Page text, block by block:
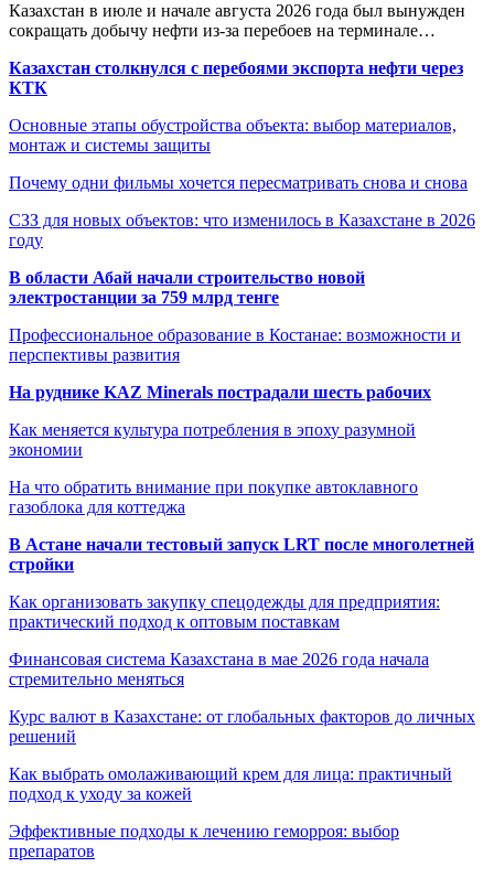
Казахстан в июле и начале августа 2026 года был вынужден
сокращать добычу нефти из-за перебоев на терминале…
Казахстан столкнулся с перебоями экспорта нефти через
КТК
Основные этапы обустройства объекта: выбор материалов,
монтаж и системы защиты
Почему одни фильмы хочется пересматривать снова и снова
СЗЗ для новых объектов: что изменилось в Казахстане в 2026
году
В области Абай начали строительство новой
электростанции за 759 млрд тенге
Профессиональное образование в Костанае: возможности и
перспективы развития
На руднике KAZ Minerals пострадали шесть рабочих
Как меняется культура потребления в эпоху разумной
экономии
На что обратить внимание при покупке автоклавного
газоблока для коттеджа
В Астане начали тестовый запуск LRT после многолетней
стройки
Как организовать закупку спецодежды для предприятия:
практический подход к оптовым поставкам
Финансовая система Казахстана в мае 2026 года начала
стремительно меняться
Курс валют в Казахстане: от глобальных факторов до личных
решений
Как выбрать омолаживающий крем для лица: практичный
подход к уходу за кожей
Эффективные подходы к лечению геморроя: выбор
препаратов